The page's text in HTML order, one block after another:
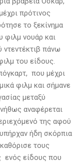
πρότινος
το ξεκίνημα
φιλμ νουάρ και
ντεντέκτιβ πάνω
του είδους.
που μέχρι
φιλμ και σήμανε
μεταξύ
αναφέρεται
της αφού
ήδη σκόρπια
τους
ενός είδους που